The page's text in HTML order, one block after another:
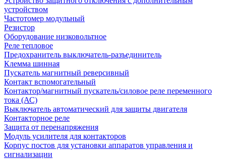
устройством
Частотомер модульный
Резистор
Оборудование низковольтное
Реле тепловое
Предохранитель выключатель-разъединитель
Клемма шинная
Пускатель магнитный реверсивный
Контакт вспомогательный
Контактор/магнитный пускатель/силовое реле переменного
тока (АС)
Выключатель автоматический для защиты двигателя
Контакторное реле
Защита от перенапряжения
Модуль усилителя для контакторов
Корпус постов для установки аппаратов управления и
сигнализации